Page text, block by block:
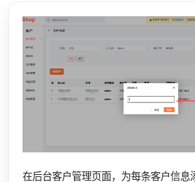
在后台客户管理页面，为每条客户信息